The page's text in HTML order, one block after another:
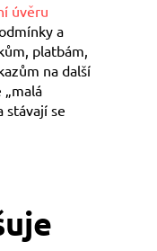
úvěru
a
platbám,
na další
stávají se